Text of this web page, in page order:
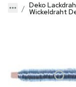
Deko
Wickeldraht